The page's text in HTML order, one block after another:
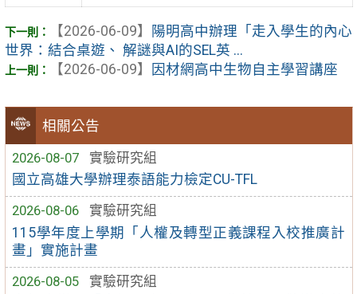
相關公告
2026-08-07
實驗研究組
國立高雄大學辦理泰語能力檢定CU-TFL
2026-08-06
實驗研究組
115學年度上學期「人權及轉型正義課程入校推廣計
畫」實施計畫
2026-08-05
實驗研究組
【2026-06-09】
陽明高中辦理「走入學生的內心
世界：結合桌遊、 解謎與AI的SEL英 ...
【2026-06-09】
因材網高中生物自主學習講座